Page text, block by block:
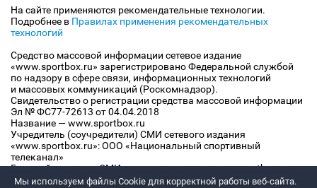
На сайте применяются рекомендательные технологии.
Подробнее в Правилах применения рекомендательных
технологий
Средство массовой информации сетевое издание
«www.sportbox.ru» зарегистрировано Федеральной службой
по надзору в сфере связи, информационных технологий
и массовых коммуникаций (Роскомнадзор).
Свидетельство о регистрации средства массовой информации
Эл № ФС77-72613 от 04.04.2018
Название — www.sportbox.ru
Учредитель (соучредители) СМИ сетевого издания
«www.sportbox.ru»: ООО «Национальный спортивный
телеканал»
Главный редактор СМИ сетевого издания «www.sportbox.ru»:
Конов В.А.
Мы используем файлы Сookie для корректной работы веб-сайта.